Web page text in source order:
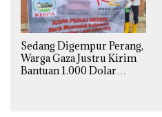
Sedang Digempur Perang,
Warga Gaza Justru Kirim
Bantuan 1.000 Dolar